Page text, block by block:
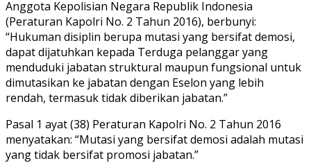
Anggota Kepolisian Negara Republik Indonesia
(Peraturan Kapolri No. 2 Tahun 2016), berbunyi:
“Hukuman disiplin berupa mutasi yang bersifat demosi,
dapat dijatuhkan kepada Terduga pelanggar yang
menduduki jabatan struktural maupun fungsional untuk
dimutasikan ke jabatan dengan Eselon yang lebih
rendah, termasuk tidak diberikan jabatan.”
Pasal 1 ayat (38) Peraturan Kapolri No. 2 Tahun 2016
menyatakan: “Mutasi yang bersifat demosi adalah mutasi
yang tidak bersifat promosi jabatan.”